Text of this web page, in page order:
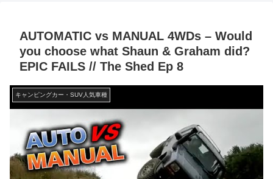
AUTOMATIC vs MANUAL 4WDs – Would
you choose what Shaun & Graham did?
EPIC FAILS // The Shed Ep 8
キャンピングカー・SUV人気車種